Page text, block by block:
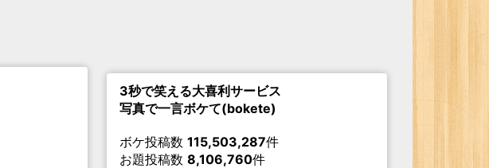
3秒で笑える大喜利サービス
写真で一言ボケて(bokete)
ボケ投稿数 115,503,287件
お題投稿数 8,106,760件